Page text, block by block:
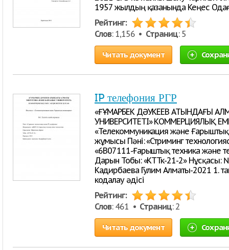
1957 жылдың қазанында Кеңес
Рейтинг:
Слов: 1,156 • Страниц: 5
Читать документ
IP телефония РГР
«ҒҰМАРБЕК ДӘУКЕЕВ АТЫНДАҒЫ
УНИВЕРСИТЕТІ» КОММЕРЦИЯЛЫҚ
«Телекоммуникация және
жұмысы Пәні: «Стриминг
«6В07111-Ғарыштық техника және
Дарын Тобы: «КТТк-21-2» Нұсқасы:
Кадирбаева Гулим Алматы-2021 1.
кодалау әдісі
Рейтинг:
Слов: 461 • Страниц: 2
Читать документ